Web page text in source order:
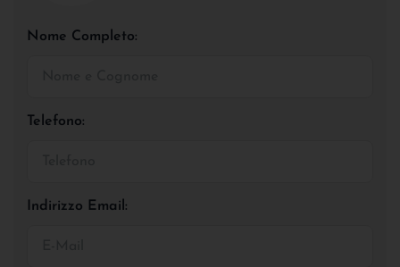
Nome Completo:
Telefono:
Indirizzo Email: